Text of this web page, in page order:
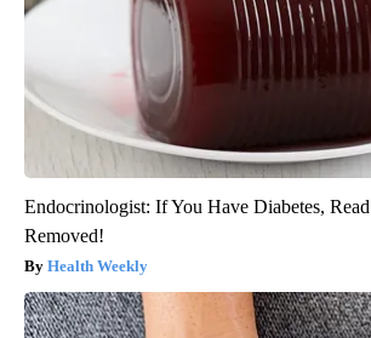
Endocrinologist: If You Have Diabetes,
Removed!
Health Weekly